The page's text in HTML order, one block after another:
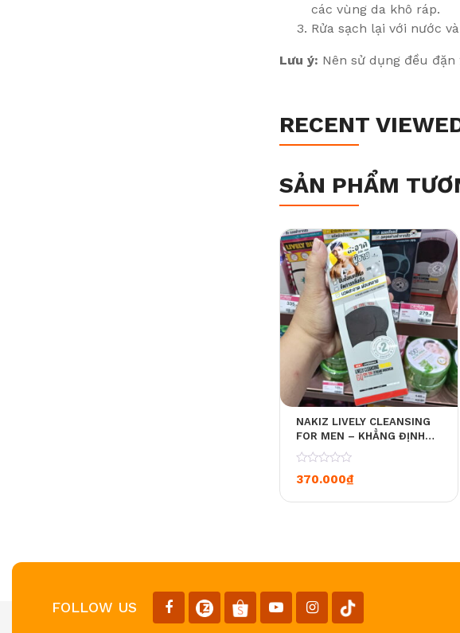
các vùng da khô ráp.
Rửa sạch lại với nước
Lưu ý: Nên sử dụng đều
RECENT
SẢN PHẨM
NAKIZ LIVELY CLEANSING
FOR MEN – KHẲNG ĐỊNH
BẢN LĨNH, SẠCH THOÁNG
TỰ TIN
370.000₫
FOLLOW US